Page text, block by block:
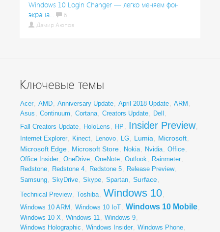
Windows 10 Login Changer — легко меняем фон
экрана...
6
Дамир Аюпов
Ключевые темы
Acer, AMD, Anniversary Update, April 2018 Update, ARM ,
Asus , Continuum , Cortana, Creators Update, Dell ,
Fall Creators Update, HoloLens , HP , Insider Preview,
Internet Explorer, Kinect, Lenovo, LG, Lumia, Microsoft,
Microsoft Edge, Microsoft Store, Nokia, Nvidia, Office,
Office Insider, OneDrive, OneNote, Outlook, Rainmeter,
Redstone, Redstone 4, Redstone 5, Release Preview,
Samsung, SkyDrive, Skype, Spartan, Surface,
Technical Preview, Toshiba, Windows 10,
Windows 10 ARM , Windows 10 IoT, Windows 10 Mobile,
Windows 10 X, Windows 11, Windows 9,
Windows Holographic , Windows Insider, Windows Phone,